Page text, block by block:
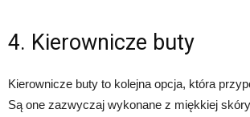
4. Kierownicze buty
Kierownicze buty to kolejna opcja, która
Są one zazwyczaj wykonane z miękkiej